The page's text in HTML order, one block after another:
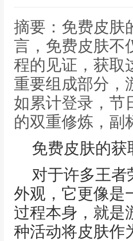
摘要：免费皮肤
言，免费皮肤不
程的见证，获取
重要组成部分，
如累计登录，节
的双重修炼，副
免费皮肤的获
对于许多王
外观，它更像是
过程本身，就是
种活动将皮肤作